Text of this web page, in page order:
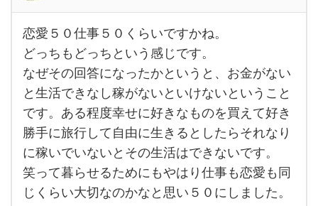
恋愛
５０
仕事
５０
くら
いで
すか
ね。
どっ
ちも
どっ
ちと
いう
感じ
で
恋愛５０仕事５０くらいですかね。
どっちもどっちという感じです。
なぜその回答になったかというと、お金がない
と生活できなし稼がないといけないということ
です。ある程度幸せに好きなものを買えて好き
勝手に旅行して自由に生きるとしたらそれなり
に稼いでいないとその生活はできないです。
笑って暮らせるためにもやはり仕事も恋愛も同
じくらい大切なのかなと思い５０にしました。